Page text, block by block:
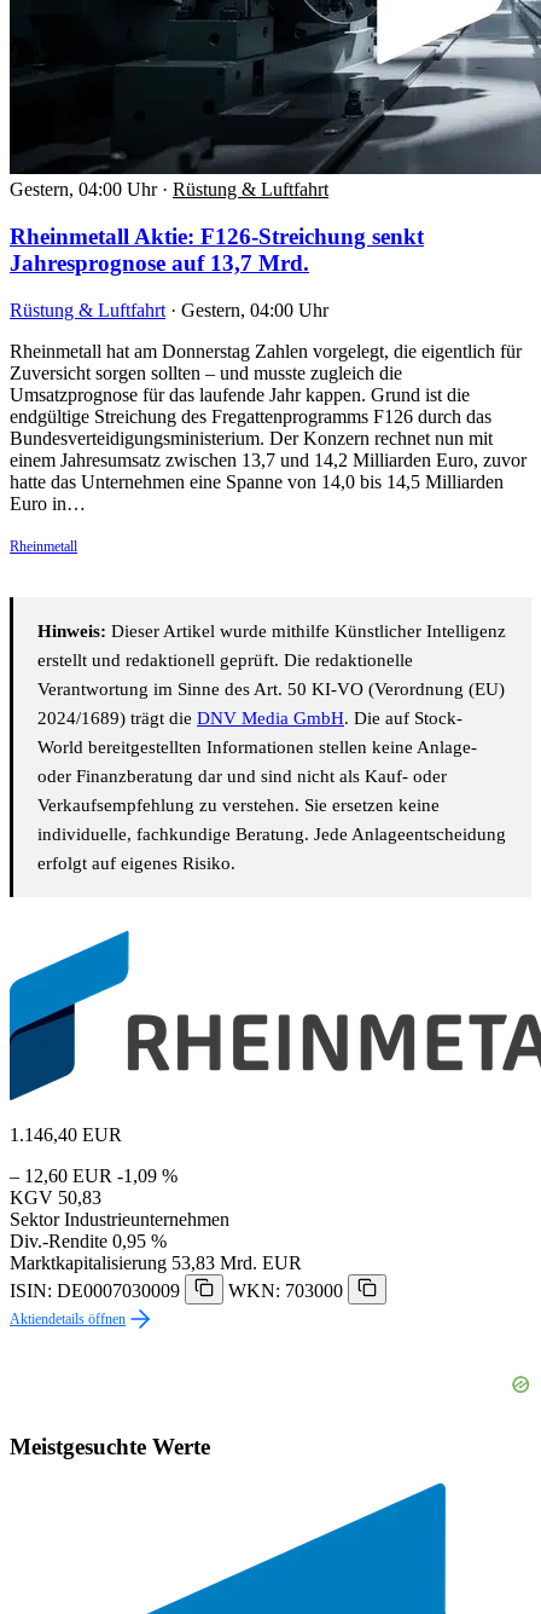
Gestern, 04:00 Uhr · Rüstung & Luftfahrt
Rheinmetall Aktie: F126-Streichung senkt
Jahresprognose auf 13,7 Mrd.
Rüstung & Luftfahrt · Gestern, 04:00 Uhr
Rheinmetall hat am Donnerstag Zahlen vorgelegt, die eigentlich für
Zuversicht sorgen sollten – und musste zugleich die
Umsatzprognose für das laufende Jahr kappen. Grund ist die
endgültige Streichung des Fregattenprogramms F126 durch das
Bundesverteidigungsministerium. Der Konzern rechnet nun mit
einem Jahresumsatz zwischen 13,7 und 14,2 Milliarden Euro, zuvor
hatte das Unternehmen eine Spanne von 14,0 bis 14,5 Milliarden
Euro in…
Rheinmetall
Hinweis: Dieser Artikel wurde mithilfe Künstlicher Intelligenz
erstellt und redaktionell geprüft. Die redaktionelle
Verantwortung im Sinne des Art. 50 KI-VO (Verordnung (EU)
2024/1689) trägt die DNV Media GmbH. Die auf Stock-
World bereitgestellten Informationen stellen keine Anlage-
oder Finanzberatung dar und sind nicht als Kauf- oder
Verkaufsempfehlung zu verstehen. Sie ersetzen keine
individuelle, fachkundige Beratung. Jede Anlageentscheidung
erfolgt auf eigenes Risiko.
1.146,40 EUR
– 12,60 EUR -1,09 %
KGV 50,83
Sektor Industrieunternehmen
Div.-Rendite 0,95 %
Marktkapitalisierung 53,83 Mrd. EUR
ISIN: DE0007030009
WKN: 703000
Aktiendetails öffnen
Meistgesuchte Werte